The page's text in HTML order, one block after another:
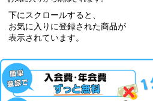
下にスクロールすると、
お気に入りに登録された商品が
表示されています。